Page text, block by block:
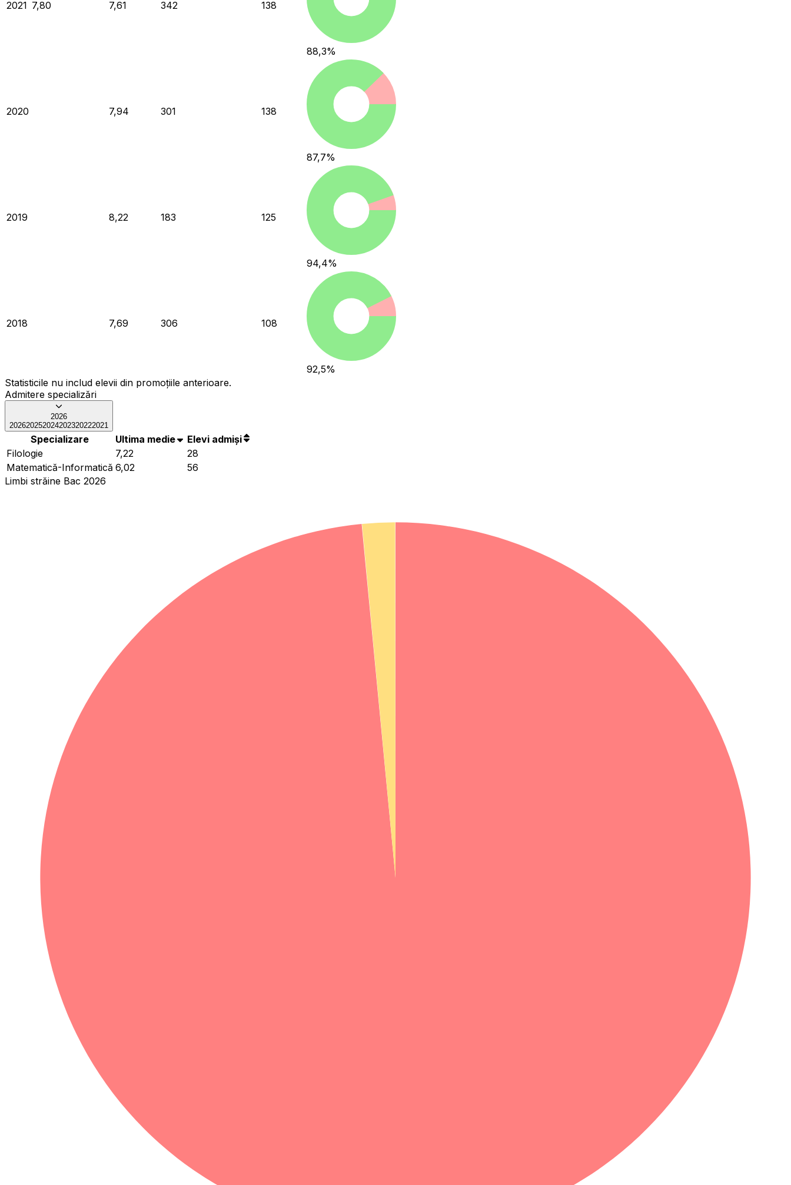
2021 7,80 7,61 342 138
88,3%
2020 7,94 301 138
87,7%
2019 8,22 183 125
94,4%
2018 7,69 306 108
92,5%
Statisticile nu includ elevii din promoțiile anterioare.
Admitere specializări
2026
202620252024202320222021
Specializare Ultima medie
Elevi admiși
Filologie
7,22
28
Matematică-Informatică 6,02
56
Limbi străine Bac 2026